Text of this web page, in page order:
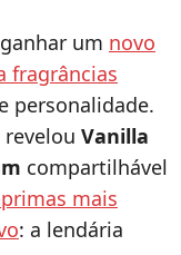
um novo
fragrâncias
personalidade.
revelou Vanilla
compartilhável
mais
: a lendária